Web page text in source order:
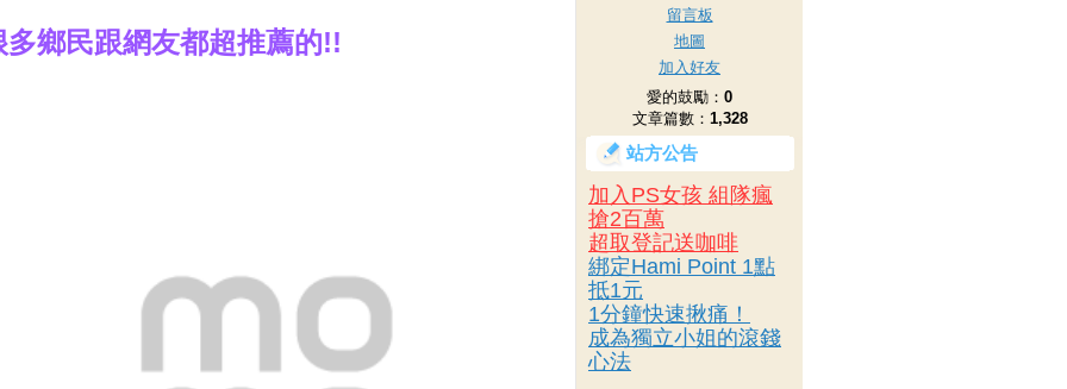
多鄉民跟網友都超推薦的!!
留言板
地圖
加入好友
愛的鼓勵： 0
文章篇數： 1,328
站方公告
加入PS女孩 組隊瘋
搶2百萬
超取登記送咖啡
綁定Hami Point 1點
抵1元
1分鐘快速揪痛！
成為獨立小姐的滾錢
心法